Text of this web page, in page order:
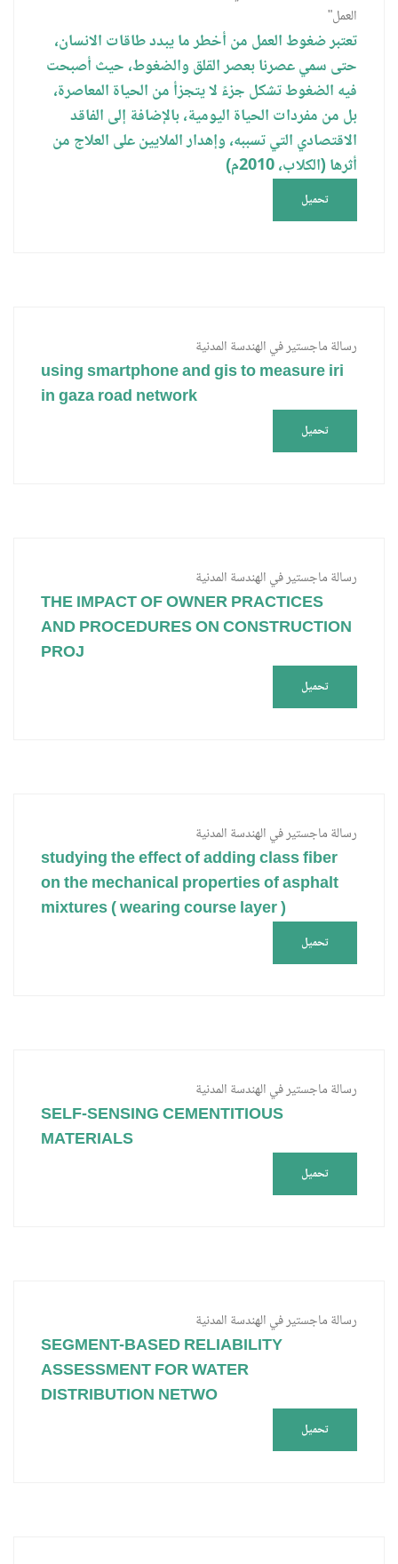
العمل"
تعتبر ضغوط العمل من أخطر ما يبدد طاقات الانسان،
حتى سمي عصرنا بعصر القلق والضغوط، حيث أصبحت
فيه الضغوط تشكل جزءً لا يتجزأ من الحياة المعاصرة،
بل من مفردات الحياة اليومية، بالإضافة إلى الفاقد
الاقتصادي التي تسببه، وإهدار الملايين على العلاج من
أثرها (الكلاب، 2010م)
تحميل
رسالة ماجستير في الهندسة المدنية
using smartphone and gis to measure iri
in gaza road network
تحميل
رسالة ماجستير في الهندسة المدنية
THE IMPACT OF OWNER PRACTICES
AND PROCEDURES ON CONSTRUCTION
PROJ
تحميل
رسالة ماجستير في الهندسة المدنية
studying the effect of adding class fiber
on the mechanical properties of asphalt
mixtures ( wearing course layer )
تحميل
رسالة ماجستير في الهندسة المدنية
SELF-SENSING CEMENTITIOUS
MATERIALS
تحميل
رسالة ماجستير في الهندسة المدنية
SEGMENT-BASED RELIABILITY
ASSESSMENT FOR WATER
DISTRIBUTION NETWO
تحميل